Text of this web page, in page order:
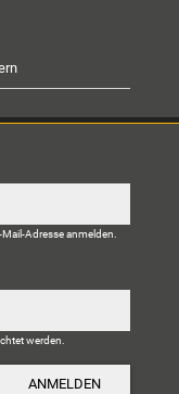
Adresse anmelden.
werden.
ANMELDEN